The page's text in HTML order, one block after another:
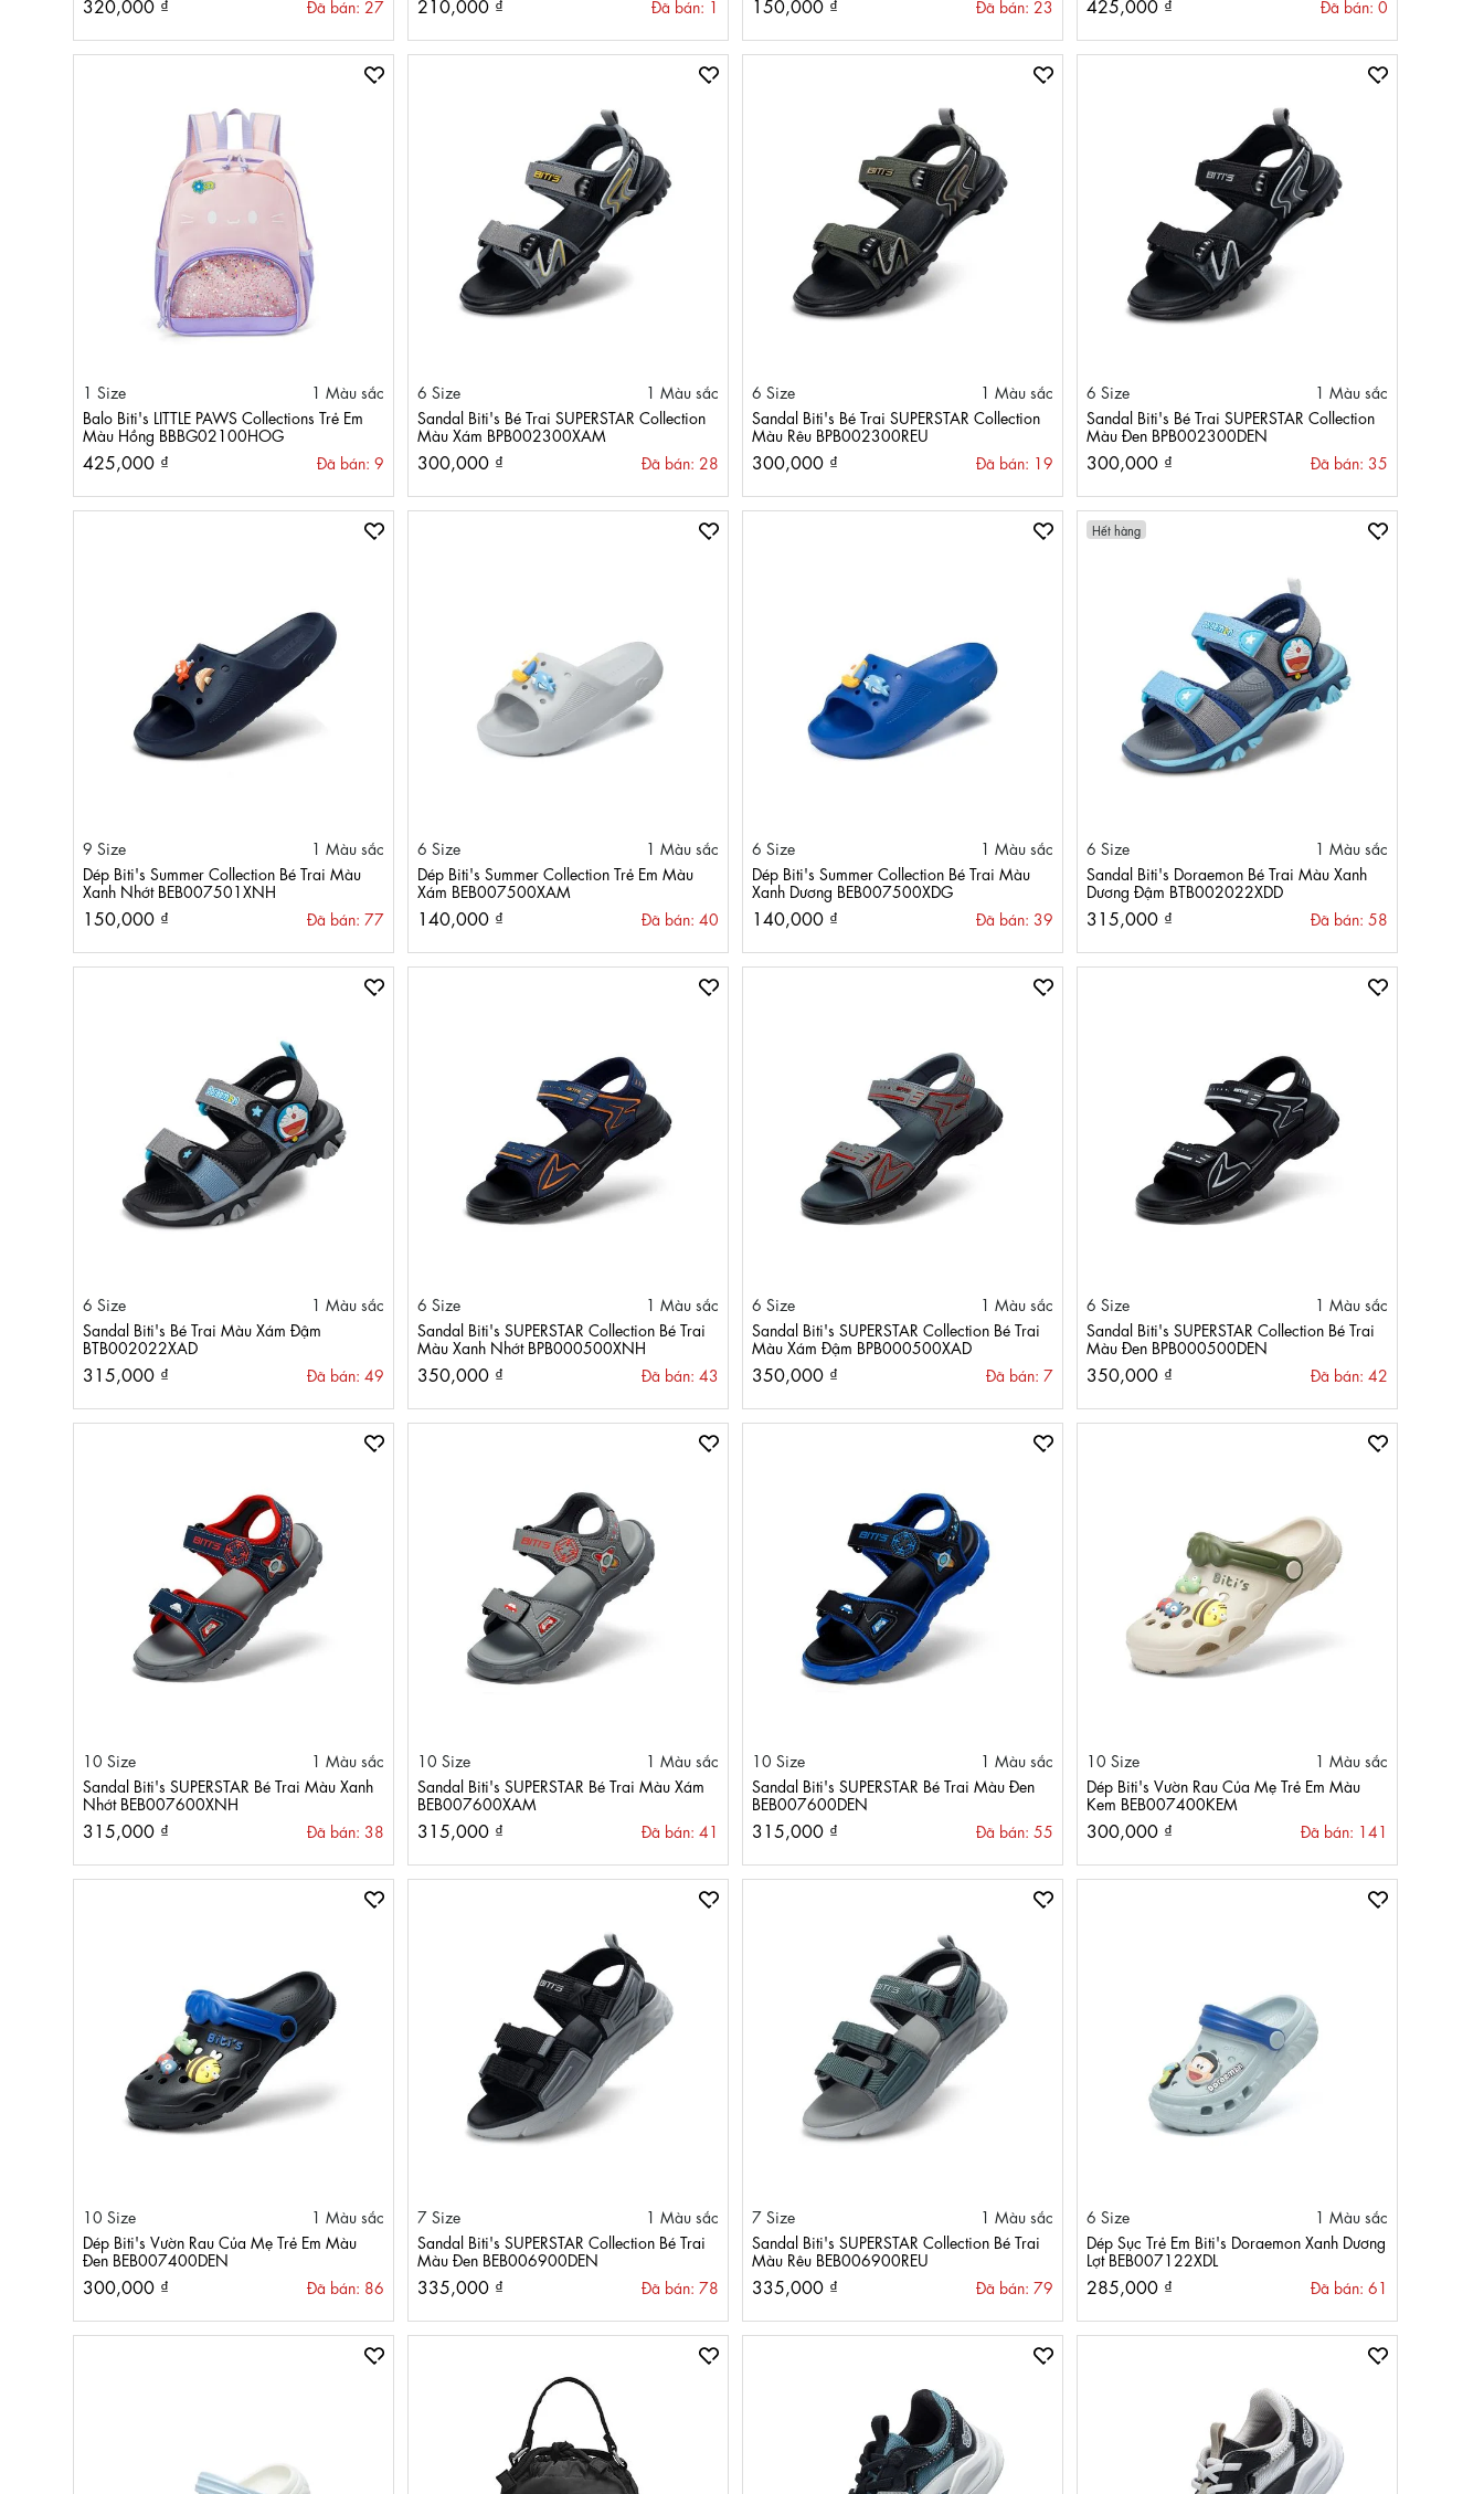
320,000 ₫ Đã bán: 27 210,000 ₫ Đã bán: 1 150,000 ₫ Đã bán: 23 425,000 ₫ Đã bán: 0
1 Size
1 Màu sắc
Balo Biti's LITTLE PAWS Collections Trẻ Em
Màu Hồng BBBG02100HOG
425,000 ₫ Đã bán: 9
6 Size
1 Màu sắc
Sandal Biti's Bé Trai SUPERSTAR Collection
Màu Xám BPB002300XAM
300,000 ₫ Đã bán: 28
6 Size
1 Màu sắc
Sandal Biti's Bé Trai SUPERSTAR Collection
Màu Rêu BPB002300REU
300,000 ₫ Đã bán: 19
6 Size
1 Màu sắc
Sandal Biti's Bé Trai SUPERSTAR Collection
Màu Đen BPB002300DEN
300,000 ₫ Đã bán: 35
9 Size
1 Màu sắc
Dép Biti's Summer Collection Bé Trai Màu
Xanh Nhớt BEB007501XNH
150,000 ₫ Đã bán: 77
6 Size
1 Màu sắc
Dép Biti's Summer Collection Trẻ Em Màu
Xám BEB007500XAM
140,000 ₫ Đã bán: 40
6 Size
1 Màu sắc
Dép Biti's Summer Collection Bé Trai Màu
Xanh Dương BEB007500XDG
140,000 ₫ Đã bán: 39
Hết hàng
6 Size
1 Màu sắc
Sandal Biti's Doraemon Bé Trai Màu Xanh
Dương Đậm BTB002022XDD
315,000 ₫ Đã bán: 58
6 Size
1 Màu sắc
Sandal Biti's Bé Trai Màu Xám Đậm
BTB002022XAD
315,000 ₫ Đã bán: 49
6 Size
1 Màu sắc
Sandal Biti's SUPERSTAR Collection Bé Trai
Màu Xanh Nhớt BPB000500XNH
350,000 ₫ Đã bán: 43
6 Size
1 Màu sắc
Sandal Biti's SUPERSTAR Collection Bé Trai
Màu Xám Đậm BPB000500XAD
350,000 ₫ Đã bán: 7
6 Size
1 Màu sắc
Sandal Biti's SUPERSTAR Collection Bé Trai
Màu Đen BPB000500DEN
350,000 ₫ Đã bán: 42
10 Size
1 Màu sắc
Sandal Biti's SUPERSTAR Bé Trai Màu Xanh
Nhớt BEB007600XNH
315,000 ₫ Đã bán: 38
10 Size
1 Màu sắc
Sandal Biti's SUPERSTAR Bé Trai Màu Xám
BEB007600XAM
315,000 ₫ Đã bán: 41
10 Size
1 Màu sắc
Sandal Biti's SUPERSTAR Bé Trai Màu Đen
BEB007600DEN
315,000 ₫ Đã bán: 55
10 Size
1 Màu sắc
Dép Biti's Vườn Rau Của Mẹ Trẻ Em Màu
Kem BEB007400KEM
300,000 ₫ Đã bán: 141
10 Size
1 Màu sắc
Dép Biti's Vườn Rau Của Mẹ Trẻ Em Màu
Đen BEB007400DEN
300,000 ₫ Đã bán: 86
7 Size
1 Màu sắc
Sandal Biti's SUPERSTAR Collection Bé Trai
Màu Đen BEB006900DEN
335,000 ₫ Đã bán: 78
7 Size
1 Màu sắc
Sandal Biti's SUPERSTAR Collection Bé Trai
Màu Rêu BEB006900REU
335,000 ₫ Đã bán: 79
6 Size
1 Màu sắc
Dép Sục Trẻ Em Biti's Doraemon Xanh Dương
Lợt BEB007122XDL
285,000 ₫ Đã bán: 61